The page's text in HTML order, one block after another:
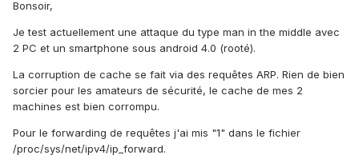
Bonsoir,
Je test actuellement une attaque du type man in the middle avec
2 PC et un smartphone sous android 4.0 (rooté).
La corruption de cache se fait via des requêtes ARP. Rien de bien
sorcier pour les amateurs de sécurité, le cache de mes 2
machines est bien corrompu.
Pour le forwarding de requêtes j'ai mis "1" dans le fichier
/proc/sys/net/ipv4/ip_forward.